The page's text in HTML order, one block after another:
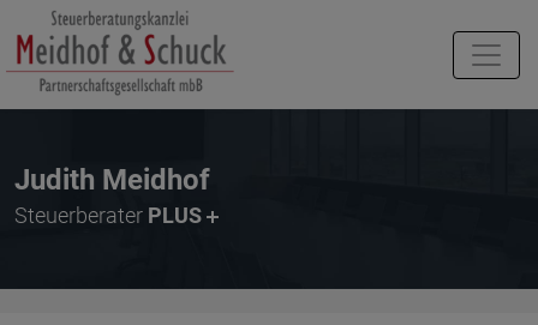
Judith Meidhof
Steuerberater PLUS